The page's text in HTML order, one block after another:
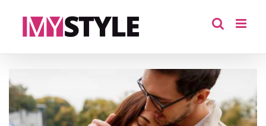
View
Larger
Image